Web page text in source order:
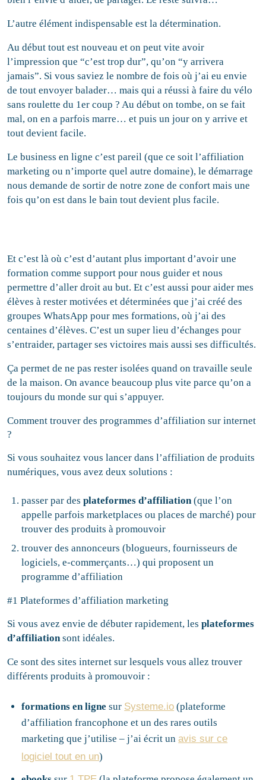
L’autre élément indispensable est la détermination.
Au début tout est nouveau et on peut vite avoir
l’impression que “c’est trop dur”, qu’on “y arrivera
jamais”. Si vous saviez le nombre de fois où j’ai eu envie
de tout envoyer balader… mais qui a réussi à faire du vélo
sans roulette du 1er coup ? Au début on tombe, on se fait
mal, on en a parfois marre… et puis un jour on y arrive et
tout devient facile.
Le business en ligne c’est pareil (que ce soit l’affiliation
marketing ou n’importe quel autre domaine), le démarrage
nous demande de sortir de notre zone de confort mais une
fois qu’on est dans le bain tout devient plus facile.
Et c’est là où c’est d’autant plus important d’avoir une
formation comme support pour nous guider et nous
permettre d’aller droit au but. Et c’est aussi pour aider mes
élèves à rester motivées et déterminées que j’ai créé des
groupes WhatsApp pour mes formations, où j’ai des
centaines d’élèves. C’est un super lieu d’échanges pour
s’entraider, partager ses victoires mais aussi ses difficultés.
Ça permet de ne pas rester isolées quand on travaille seule
de la maison. On avance beaucoup plus vite parce qu’on a
toujours du monde sur qui s’appuyer.
Comment trouver des programmes d’affiliation sur internet
?
Si vous souhaitez vous lancer dans l’affiliation de produits
numériques, vous avez deux solutions :
passer par des plateformes d’affiliation (que l’on
appelle parfois marketplaces ou places de marché) pour
trouver des produits à promouvoir
trouver des annonceurs (blogueurs, fournisseurs de
logiciels, e-commerçants…) qui proposent un
programme d’affiliation
#1 Plateformes d’affiliation marketing
Si vous avez envie de débuter rapidement, lesplateformes
d’affiliation sont idéales.
Ce sont des sites internet sur lesquels vous allez trouver
différents produits à promouvoir :
formations en lignesur Systeme.io (plateforme
d’affiliation francophone et un des rares outils
marketing que j’utilise – j’ai écrit unavis sur ce
logiciel tout en un)